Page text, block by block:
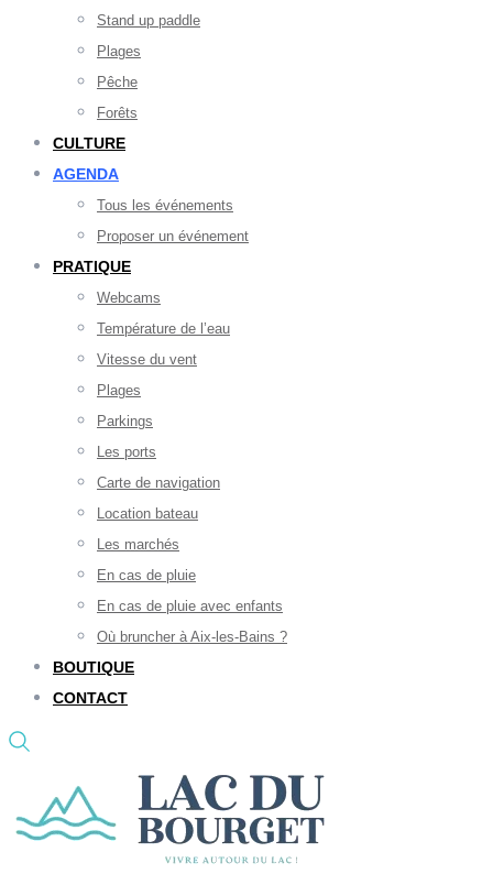
Stand up paddle
Plages
Pêche
Forêts
CULTURE
AGENDA
Tous les événements
Proposer un événement
PRATIQUE
Webcams
Température de l’eau
Vitesse du vent
Plages
Parkings
Les ports
Carte de navigation
Location bateau
Les marchés
En cas de pluie
En cas de pluie avec enfants
Où bruncher à Aix-les-Bains ?
BOUTIQUE
CONTACT